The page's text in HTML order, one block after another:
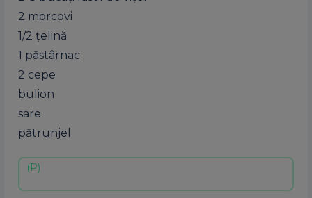
2 morcovi
1/2 țelină
1 păstârnac
2 cepe
bulion
sare
pătrunjel